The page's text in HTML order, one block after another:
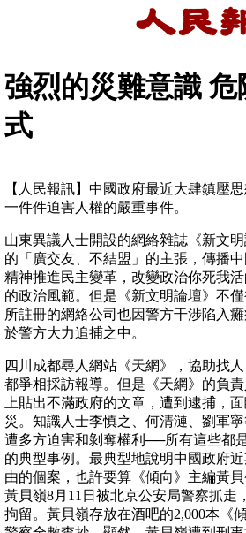
強烈的災難意識
式
【人民報訊】中國政府最近大肆鎮壓
一件件迫害人權的嚴重事件。
山東異議人士開設的網絡雜誌《新文
的「廣交友、不結盟」的主張，傳播
精神推進民主變革，改變政治你死我
的政治風範。但是《新文明論壇》不
所註冊的網絡公司也因警方干涉陷入
於警方大力追捕之中。
四川成都尋人網站《天網》，協助找
都爭相採訪報導。但是《天網》的負
上貼出不滿政府的文章，遭到逮捕，
災。知識人士李慎之、何清漣、劉軍
遭多方迫害和剝奪權利──所有這些都
的典型事例。最典型地說明中國政府
由的個案，也許要算《傾向》主編黃貝
黃貝嶺8月11日被北京公安局警察抓走
拘留。黃貝嶺存放在酒吧的2,000本《